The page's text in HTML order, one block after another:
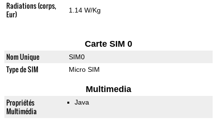
Radiations (corps,
Eur)
1.14 W/Kg
Carte SIM 0
Nom Unique SIM0
Type de SIM Micro SIM
Multimedia
Propriétés
Multimédia
Java